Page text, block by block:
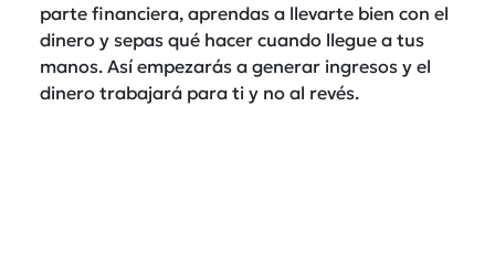
parte financiera, aprendas a llevarte bien con el
dinero y sepas qué hacer cuando llegue a tus
manos. Así empezarás a generar ingresos y el
dinero trabajará para ti y no al revés.